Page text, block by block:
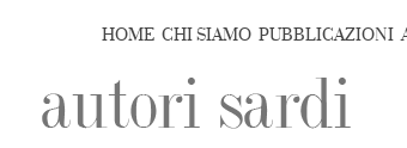
HOME CHI SIAMO PUBBLICAZIONI